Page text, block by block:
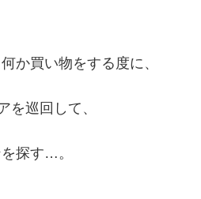
か買い物をする度に、
を巡回して、
探す…。